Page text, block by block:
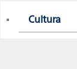
sedes deCultura